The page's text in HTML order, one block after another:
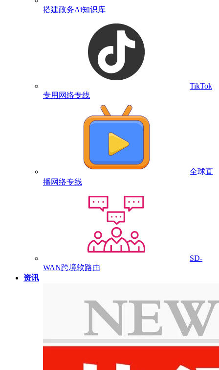
搭建政务Ai知识库
TikTok
专用网络专线
全球直
播网络专线
SD-
WAN跨境软路由
资讯